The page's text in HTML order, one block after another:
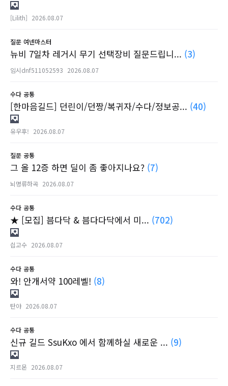
[Lilith] 2026.08.07
질문 여넨마스터
뉴비 7일차 레거시 무기 선택장비 질문드립니... (3)
임시dnf511052593 2026.08.07
수다 공통
[한마음길드] 던린이/던짱/복귀자/수다/정보공... (40)
유우후! 2026.08.07
질문 공통
그 올 12증 하면 딜이 좀 좋아지나요? (7)
뇌명류하곡 2026.08.07
수다 공통
★ [모집] 븜다닥 & 븜다다닥에서 미... (702)
싑고수 2026.08.07
수다 공통
와! 안개서약 100레벨! (8)
탄야 2026.08.07
수다 공통
신규 길드 SsuKxo 에서 함께하실 새로운 ... (9)
지르몬 2026.08.07